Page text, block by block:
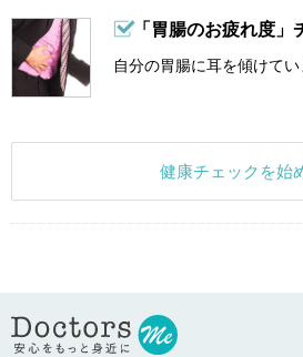
「胃腸のお疲れ度」
自分の胃腸に耳を傾けてい
健康チェックを始